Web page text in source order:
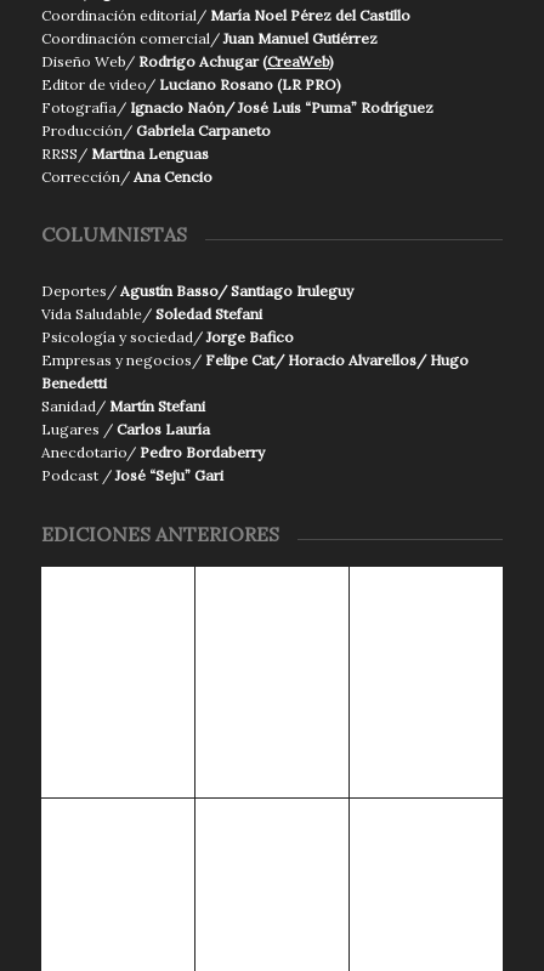
Coordinación editorial/ María Noel Pérez del Castillo
Coordinación comercial/Juan Manuel Gutiérrez
Diseño Web/ Rodrigo Achugar (CreaWeb)
Editor de video/Luciano Rosano (LR PRO)
Fotografía/ Ignacio Naón/ José Luis “Puma” Rodríguez
Producción/ Gabriela Carpaneto
RRSS/ Martina Lenguas
Corrección/ Ana Cencio
COLUMNISTAS
Deportes/ Agustín Basso/ Santiago Iruleguy
Vida Saludable/ Soledad Stefani
Psicología y sociedad/Jorge Bafico
Empresas y negocios/ Felipe Cat/ Horacio Alvarellos/ Hugo
Benedetti
Sanidad/ Martín Stefani
Lugares / Carlos Lauría
Anecdotario/ Pedro Bordaberry
Podcast /José “Seju” Gari
EDICIONES ANTERIORES